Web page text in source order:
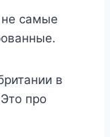
самые
в
про